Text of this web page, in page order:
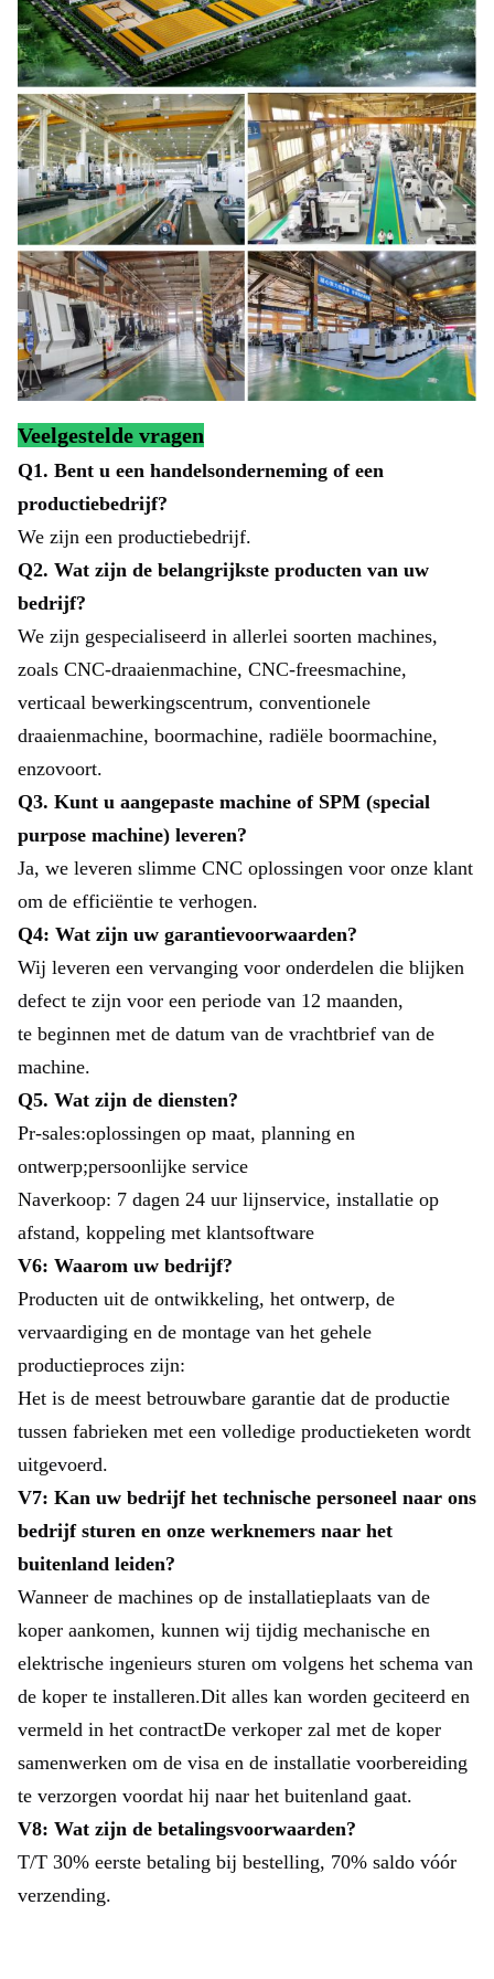
Veelgestelde vragen
Q1. Bent u een handelsonderneming of een
productiebedrijf?
We zijn een productiebedrijf.
Q2. Wat zijn de belangrijkste producten van uw
bedrijf?
We zijn gespecialiseerd in allerlei soorten machines,
zoals CNC-draaienmachine, CNC-freesmachine,
verticaal bewerkingscentrum, conventionele
draaienmachine, boormachine, radiële boormachine,
enzovoort.
Q3. Kunt u aangepaste machine of SPM (special
purpose machine) leveren?
Ja, we leveren slimme CNC oplossingen voor onze klant
om de efficiëntie te verhogen.
Q4: Wat zijn uw garantievoorwaarden?
Wij leveren een vervanging voor onderdelen die blijken
defect te zijn voor een periode van 12 maanden,
te beginnen met de datum van de vrachtbrief van de
machine.
Q5. Wat zijn de diensten?
Pr-sales:oplossingen op maat, planning en
ontwerp;persoonlijke service
Naverkoop: 7 dagen 24 uur lijnservice, installatie op
afstand, koppeling met klantsoftware
V6: Waarom uw bedrijf?
Producten uit de ontwikkeling, het ontwerp, de
vervaardiging en de montage van het gehele
productieproces zijn:
Het is de meest betrouwbare garantie dat de productie
tussen fabrieken met een volledige productieketen wordt
uitgevoerd.
V7: Kan uw bedrijf het technische personeel naar ons
bedrijf sturen en onze werknemers naar het
buitenland leiden?
Wanneer de machines op de installatieplaats van de
koper aankomen, kunnen wij tijdig mechanische en
elektrische ingenieurs sturen om volgens het schema van
de koper te installeren.Dit alles kan worden geciteerd en
vermeld in het contractDe verkoper zal met de koper
samenwerken om de visa en de installatie voorbereiding
te verzorgen voordat hij naar het buitenland gaat.
V8: Wat zijn de betalingsvoorwaarden?
T/T 30% eerste betaling bij bestelling, 70% saldo vóór
verzending.